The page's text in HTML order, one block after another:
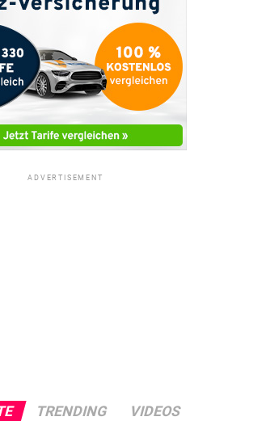
ADVERTISEMENT
TRENDING VIDEOS